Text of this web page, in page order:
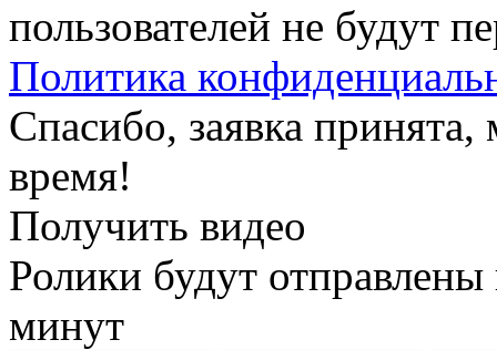
пользователей не будут
Политика
Спасибо, заявка
время!
Получить видео
Ролики будут
минут